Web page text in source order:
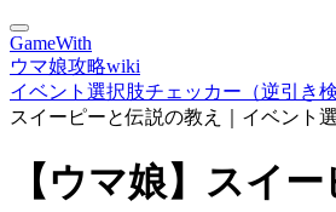
GameWith
ウマ娘攻略wiki
イベント選択肢チェッカー（逆引き
スイーピーと伝説の教え｜イベント
【ウマ娘】スイ